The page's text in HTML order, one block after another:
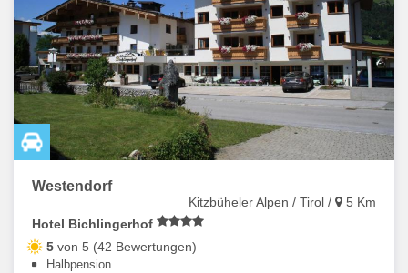
Westendorf
Kitzbüheler Alpen / Tirol /
5 Km
Hotel Bichlingerhof
5 von 5 (42 Bewertungen)
Halbpension